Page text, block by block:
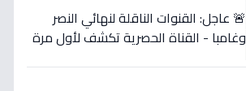
🚨 عاجل: القنوات الناقلة لنهائي النصر
وغامبا - القناة الحصرية تكشف لأول مرة